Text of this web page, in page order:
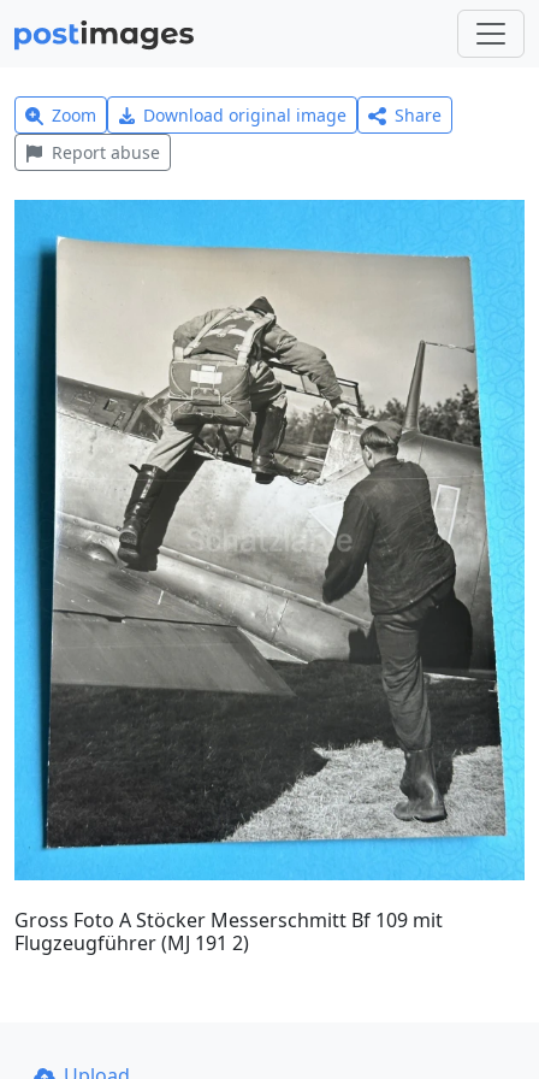
Zoom Download original image
Share
Report abuse
Gross Foto A Stöcker Messerschmitt Bf 109 mit
Flugzeugführer (MJ 191 2)